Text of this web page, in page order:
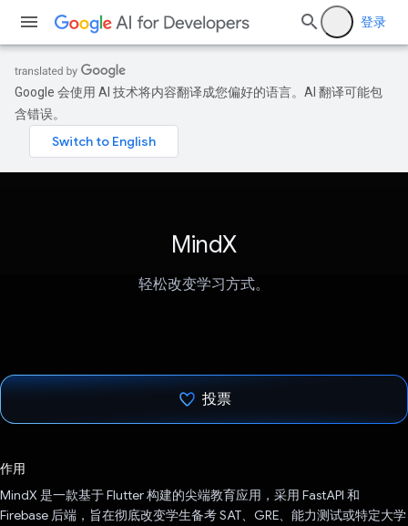
登录
Google 会使用 AI 技术将内容翻译成您偏好的语言。AI 翻译可能包
含错误。
MindX
轻松改变学习方式。
投票
作用
MindX 是一款基于 Flutter 构建的尖端教育应用，采用 FastAPI 和
Firebase 后端，旨在彻底改变学生备考 SAT、GRE、能力测试或特定大学